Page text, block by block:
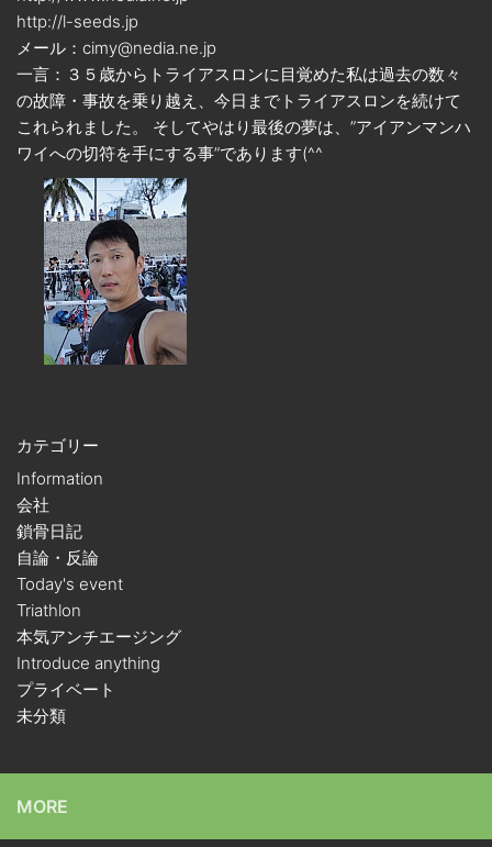
http://l-seeds.jp
メール：cimy@nedia.ne.jp
一言：３５歳からトライアスロンに目覚めた私は過去の数々
の故障・事故を乗り越え、今日までトライアスロンを続けて
これられました。 そしてやはり最後の夢は、”アイアンマンハ
ワイへの切符を手にする事”であります(^^ゞ
カテゴリー
Information
会社
鎖骨日記
自論・反論
Today's event
Triathlon
本気アンチエージング
Introduce anything
プライベート
未分類
MORE